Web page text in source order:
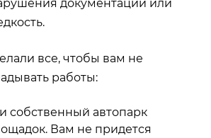
документации или
все, чтобы вам не
работы:
собственный автопарк
Вам не придется